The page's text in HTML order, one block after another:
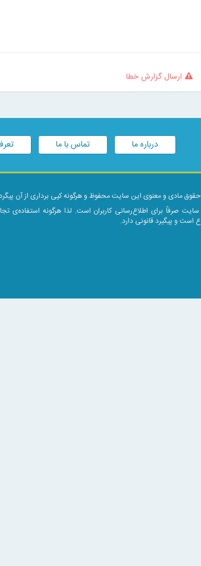
ارسال گزارش خطا
درباره ما تماس با ما
حقوق مادی و معنوی این سایت محفوظ و هرگونه کپی برداری از آن پیگرد
صرفاً برای اطلاع‌رسانی کاربران است. لذا هرگونه استفاده‌ی
است و پیگیرد قانونی دارد.